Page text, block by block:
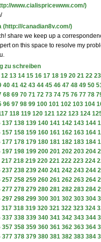
www.cialispricewww.com/)
(http:///canadian8v.com/)
share we keep up a
on this space to resolve my
zu schreiben
12 13 14 15 16 17 18 19 20 21 22 23
40 41 42 43 44 45 46 47 48 49 50
68 69 70 71 72 73 74 75 76 77 78
96 97 98 99 100 101 102 103 104
118 119 120 121 122 123 124
137 138 139 140 141 142 143 144
157 158 159 160 161 162 163 164
177 178 179 180 181 182 183 184
197 198 199 200 201 202 203 204
217 218 219 220 221 222 223 224
237 238 239 240 241 242 243 244
257 258 259 260 261 262 263 264
277 278 279 280 281 282 283 284
297 298 299 300 301 302 303 304
317 318 319 320 321 322 323 324
337 338 339 340 341 342 343 344
357 358 359 360 361 362 363 364
377 378 379 380 381 382 383 384